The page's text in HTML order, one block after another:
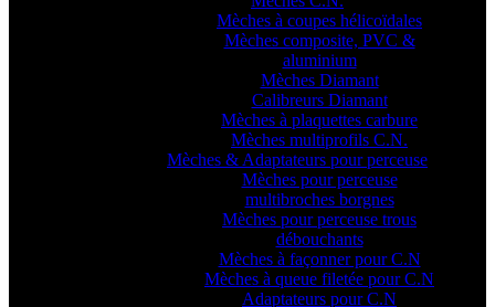
Mèches à coupes hélicoïdales
Mèches composite, PVC &
aluminium
Mèches Diamant
Calibreurs Diamant
Mèches à plaquettes carbure
Mèches multiprofils C.N.
Mèches & Adaptateurs pour perceuse
Mèches pour perceuse
multibroches borgnes
Mèches pour perceuse trous
débouchants
Mèches à façonner pour C.N
Mèches à queue filetée pour C.N
Adaptateurs pour C.N